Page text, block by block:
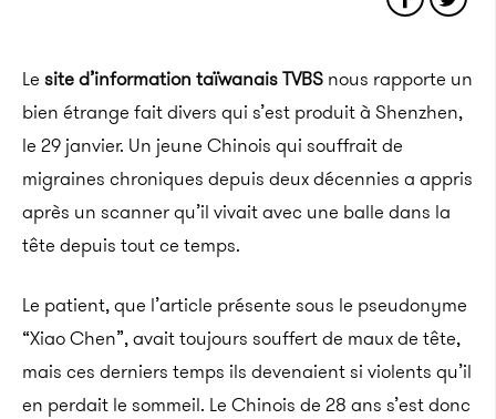
Le site d’information taïwanais TVBS nous rapporte un
bien étrange fait divers qui s’est produit à Shenzhen,
le 29 janvier. Un jeune Chinois qui souffrait de
migraines chroniques depuis deux décennies a appris
après un scanner qu’il vivait avec une balle dans la
tête depuis tout ce temps.
Le patient, que l’article présente sous le pseudonyme
“Xiao Chen”, avait toujours souffert de maux de tête,
mais ces derniers temps ils devenaient si violents qu’il
en perdait le sommeil. Le Chinois de 28 ans s’est donc